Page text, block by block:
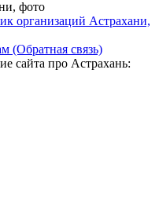
организаций Астрахани,
(Обратная связь)
сайта про Астрахань: